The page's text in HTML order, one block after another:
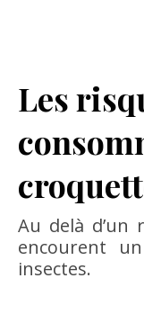
Les
Au delà d’un
encourent
insectes.